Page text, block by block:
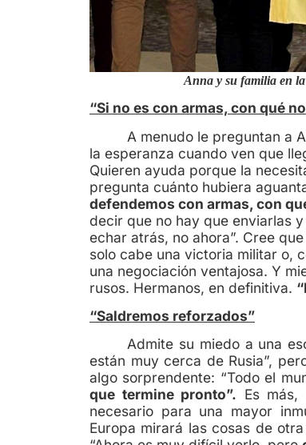
Anna y su familia en
“Si no es con armas, con qué
A menudo le preguntan a
la esperanza cuando ven que
Quieren ayuda porque la
pregunta cuánto hubiera
defendemos con armas, con
decir que no hay que enviarlas
echar atrás, no ahora”. Cree
solo cabe una victoria militar o,
una negociación ventajosa. Y
rusos. Hermanos, en definitiva.
“Saldremos reforzados”
Admite su miedo a una
están muy cerca de Rusia”,
algo sorprendente: “Todo el
que termine pronto”. Es
necesario para una mayor
Europa mirará las cosas de